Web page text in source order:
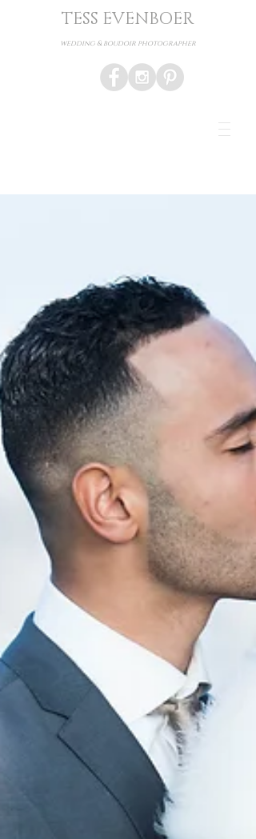
TESS EVENBOER
wedding & boudoir photographer